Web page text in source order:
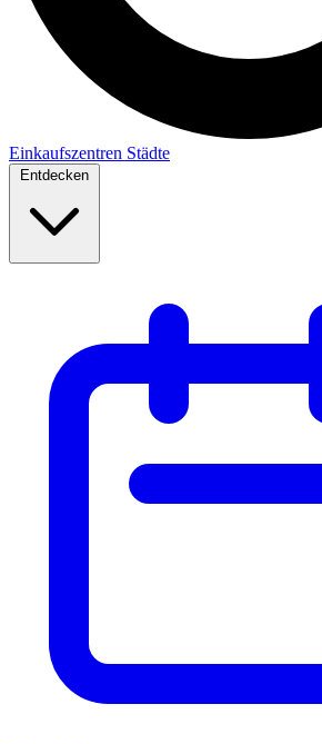
Einkaufszentren Städte
Entdecken